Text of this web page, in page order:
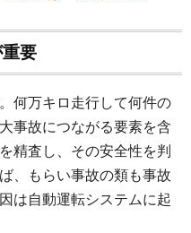
要
何万キロ走行して何件の
事故につながる要素を含
精査し、その安全性を判
、もらい事故の類も事故
は自動運転システムに起